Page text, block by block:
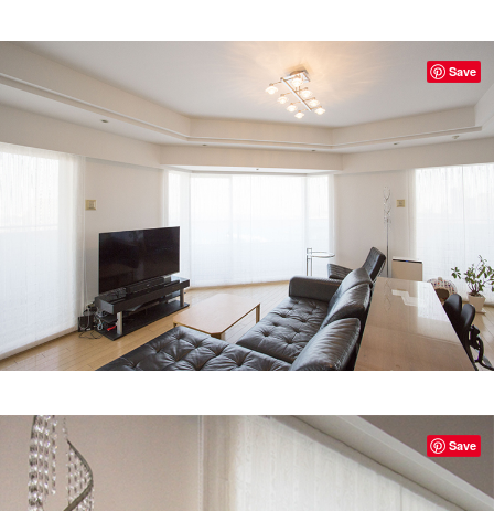
Save
Save